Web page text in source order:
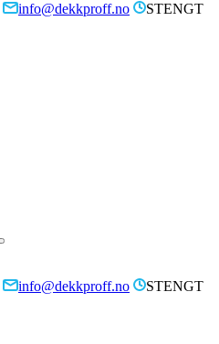
info@dekkproff.no
STENGT
info@dekkproff.no
STENGT